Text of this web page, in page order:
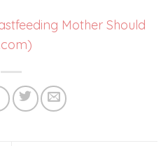
Mother Should